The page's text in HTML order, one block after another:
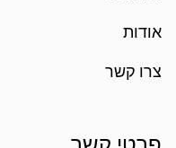
אודות
צרו קשר